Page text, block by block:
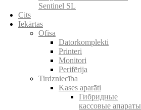
Sentinel SL
Cits
Iekārtas
Ofisa
Datorkomplekti
Printeri
Monitori
Perifērija
Tirdzniecība
Kases aparāti
Гибридные
кассовые апараты